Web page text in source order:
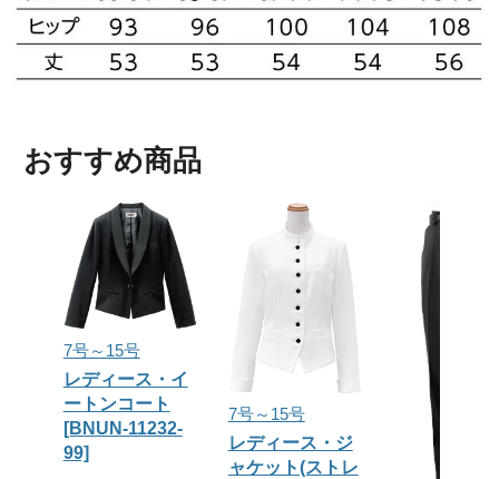
おすすめ商品
7号～15号
レディース・イ
ートンコート
[BNUN-11232-
99]
7号～15号
レディース・ジ
ャケット(ストレ